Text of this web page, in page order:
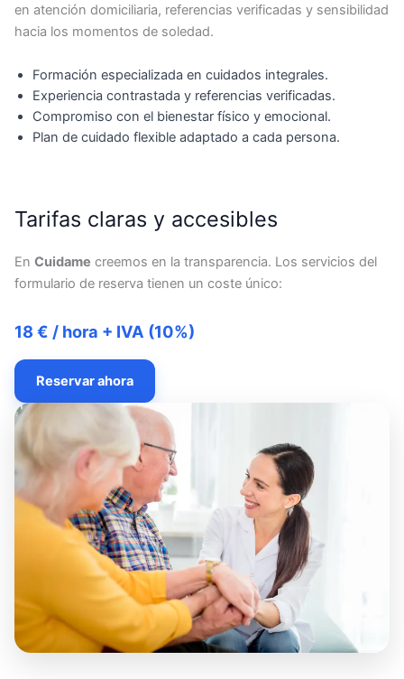
en atención domiciliaria, referencias verificadas y sensibilidad
hacia los momentos de soledad.
Formación especializada en cuidados integrales.
Experiencia contrastada y referencias verificadas.
Compromiso con el bienestar físico y emocional.
Plan de cuidado flexible adaptado a cada persona.
Tarifas claras y accesibles
En Cuidame creemos en la transparencia. Los servicios del
formulario de reserva tienen un coste único:
18 € / hora + IVA (10%)
Reservar ahora